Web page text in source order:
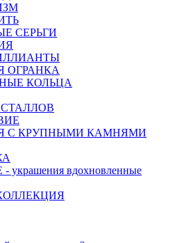
СЕРЬГИ
ОГРАНКА
КОЛЬЦА
С КРУПНЫМИ КАМНЯМИ
вдохновленные